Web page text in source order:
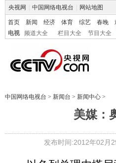
央视网 中国网络电视台 网站地图
首页 新闻 经济 体育 综艺 春晚
电视
频道大全 栏目大全 节目大全
中国网络电视台 > 新闻台 > 新闻中心 >
美媒：
发布时间:2012年02月